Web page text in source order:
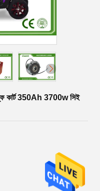
গল্ফ কার্ট 350Ah 3700w সিই